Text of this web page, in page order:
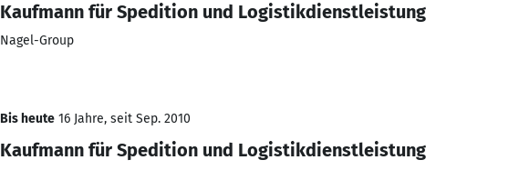
Kaufmann für Spedition und Logistikdienstleistung
Nagel-Group
Bis heute 16 Jahre, seit Sep. 2010
Kaufmann für Spedition und Logistikdienstleistung